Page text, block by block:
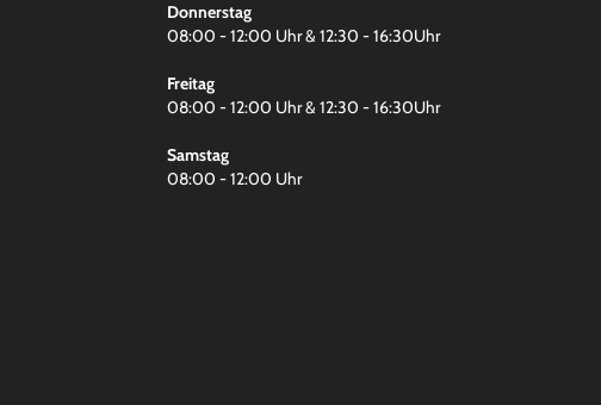
Donnerstag
08:00 - 12:00 Uhr & 12:30 - 16:30Uhr
Freitag
08:00 - 12:00 Uhr & 12:30 - 16:30Uhr
Samstag
08:00 - 12:00 Uhr